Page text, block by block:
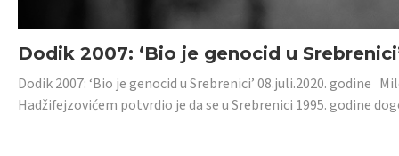
Dodik 2007: ‘Bio je genocid u
Dodik 2007: ‘Bio je genocid u Srebrenici’ 08.juli.2020. godine
Hadžifejzovićem potvrdio je da se u Srebrenici 1995. godine